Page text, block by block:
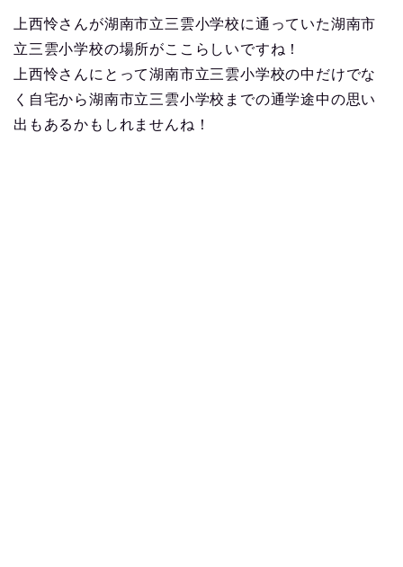
上西怜さんが湖南市立三雲小学校に通っていた湖南市
立三雲小学校の場所がここらしいですね！
上西怜さんにとって湖南市立三雲小学校の中だけでな
く自宅から湖南市立三雲小学校までの通学途中の思い
出もあるかもしれませんね！